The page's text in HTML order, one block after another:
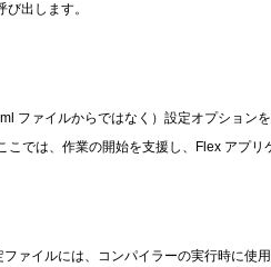
出します。
ファイルからではなく）設定オプションを
こでは、作業の開始を支援し、Flex アプ
ァイルには、コンパイラーの実行時に使